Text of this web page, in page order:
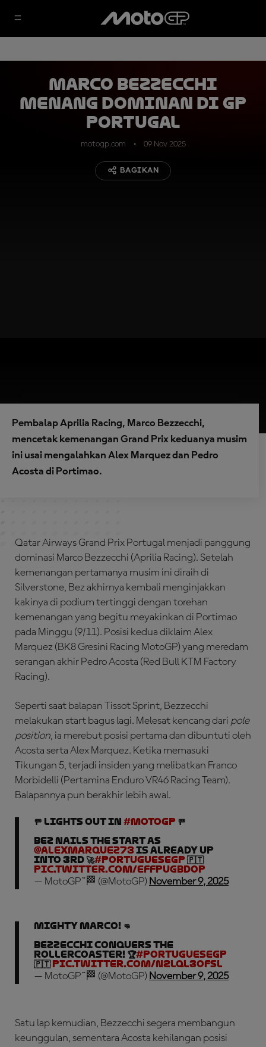
Marco Bezzecchi
Menang Dominan di GP
Portugal
motogp.com 09 Nov 2025
BAGIKAN
Pembalap Aprilia Racing, Marco Bezzecchi,
mencetak kemenangan Grand Prix keduanya musim
ini usai mengalahkan Alex Marquez dan Pedro
Acosta di Portimao.
Qatar Airways Grand Prix Portugal menjadi panggung
dominasi Marco Bezzecchi (Aprilia Racing). Setelah
kemenangan pertamanya musim ini diraih di
Silverstone, Bez akhirnya kembali menginjakkan
kakinya di podium tertinggi dengan torehan
kemenangan yang begitu meyakinkan di Portimao
pada Minggu (9/11). Posisi kedua diklaim Alex
Marquez (BK8 Gresini Racing MotoGP) yang meredam
serangan akhir Pedro Acosta (Red Bull KTM Factory
Racing).
Seperti saat balapan Tissot Sprint, Bezzecchi
melakukan start bagus lagi. Melesat kencang dari pole
position, ia merebut posisi pertama dan dibuntuti oleh
Acosta serta Alex Marquez. Ketika memasuki
Tikungan 5, terjadi insiden yang melibatkan Franco
Morbidelli (Pertamina Enduro VR46 Racing Team).
Balapannya pun berakhir lebih awal.
🚥 LIGHTS OUT in #MotoGP 🚥
Bez nails the start as
@alexmarquez73 is already up
into 3rd 🚀#PortugueseGP 🇵🇹
pic.twitter.com/eFfpUgBdop
— MotoGP™🏁 (@MotoGP) November 9, 2025
Mighty Marco! 👊
Bezzecchi conquers the
rollercoaster! 🏆#PortugueseGP
🇵🇹pic.twitter.com/N2Lql3ofsl
— MotoGP™🏁 (@MotoGP) November 9, 2025
Satu lap kemudian, Bezzecchi segera membangun
keunggulan, sementara Acosta kehilangan posisi